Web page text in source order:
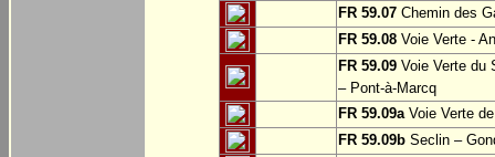
FR 59.07 Chemin des
FR 59.08 Voie Verte -
FR 59.09 Voie Verte du
– Pont-à-Marcq
FR 59.09aVoie Verte
FR 59.09b Seclin –